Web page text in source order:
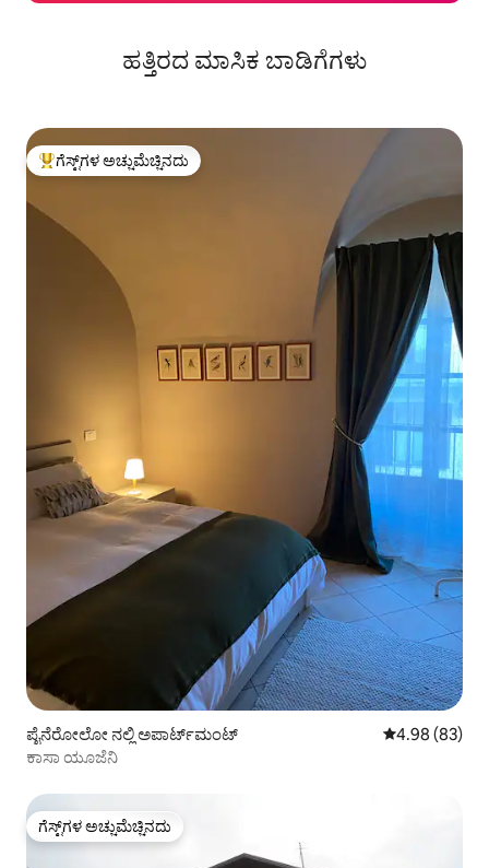
ಹತ್ತಿರದ ಮಾಸಿಕ ಬಾಡಿಗೆಗಳು
ಗೆಸ್ಟ್‌ಗಳಿಗೆ ಅತಿ ಹೆಚ್ಚು ಅಚ್ಚುಮೆಚ್ಚಿನದು
ಗೆಸ್ಟ್‌ಗಳ ಅಚ್ಚುಮೆಚ್ಚಿನದು
ಪೈನೆರೋಲೋ ನಲ್ಲಿ ಅಪಾರ್ಟ್‌ಮಂಟ್ 5 ರಲ್ಲಿ 4.98
4.98 (83)
ಕಾಸಾ ಯೂಜೆನಿ
ಗೆಸ್ಟ್‌ಗಳ ಅಚ್ಚುಮೆಚ್ಚಿನದು
ಗೆಸ್ಟ್‌ಗಳ ಅಚ್ಚುಮೆಚ್ಚಿನದು